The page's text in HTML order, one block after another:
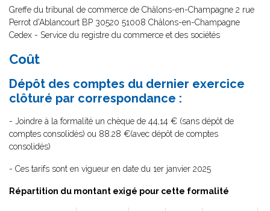
Greffe du tribunal de commerce de Châlons-en-Champagne 2 rue
Perrot d'Ablancourt BP 30520 51008 Châlons-en-Champagne
Cedex - Service du registre du commerce et des sociétés
Coût
Dépôt des comptes du dernier exercice
clôturé par correspondance :
- Joindre à la formalité un chèque de 44,14 € (sans dépôt de
comptes consolidés) ou 88.28 €(avec dépôt de comptes
consolidés)
- Ces tarifs sont en vigueur en date du 1er janvier 2025
Répartition du montant exigé pour cette formalité